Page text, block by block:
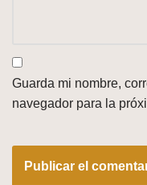
Guarda mi nombre,
navegador para la